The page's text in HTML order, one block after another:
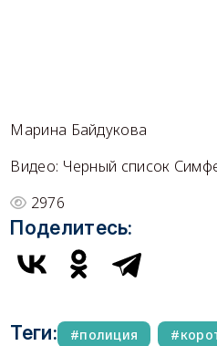
Марина Байдукова
Видео: Черный список
2976
Поделитесь:
Теги: полиция